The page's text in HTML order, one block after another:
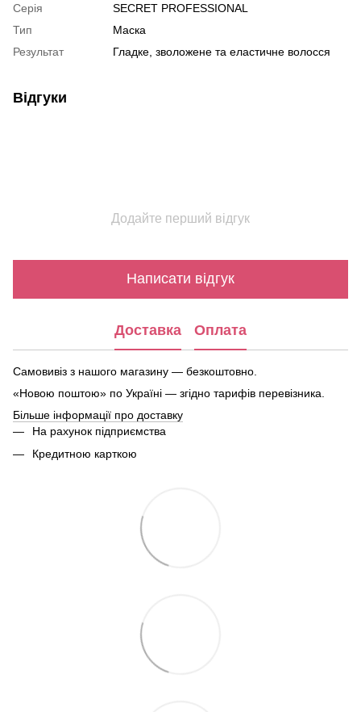
Серія
SECRET PROFESSIONAL
Тип
Маска
Результат
Гладке, зволожене та еластичне волосся
Відгуки
Додайте перший відгук
Написати відгук
Доставка Оплата
Самовивіз з нашого магазину — безкоштовно.
«Новою поштою» по Україні — згідно тарифів перевізника.
Більше інформації про доставку
На рахунок підприємства
Кредитною карткою